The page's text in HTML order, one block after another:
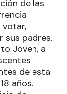
de las
votar,
sus padres.
Joven, a
de esta
años.